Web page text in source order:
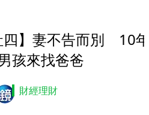
四】妻不告而別 10
孩來找爸爸
財經理財